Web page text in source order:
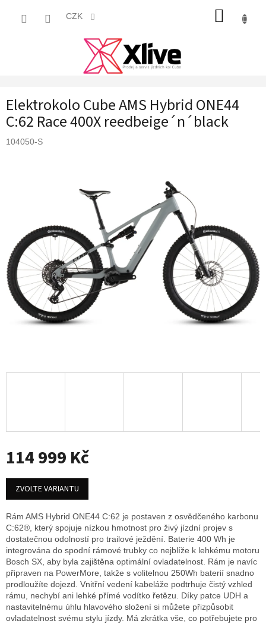
CZK
Elektrokolo Cube AMS Hybrid ONE44
C:62 Race 400X reedbeige´n´black
104050-S
114 999 Kč
Měrná
cena:
ZVOLTE VARIANTU
Rám AMS Hybrid ONE44 C:62 je postaven z osvědčeného karbonu
C:62®, který spojuje nízkou hmotnost pro živý jízdní projev s
dostatečnou odolností pro trailové ježdění. Baterie 400 Wh je
integrována do spodní rámové trubky co nejblíže k lehkému motoru
Bosch SX, aby byla zajištěna optimální ovladatelnost. Rám je navíc
připraven na PowerMore, takže s volitelnou 250Wh baterií snadno
prodloužíte dojezd. Vnitřní vedení kabeláže podtrhuje čistý vzhled
rámu, nechybí ani lehké přímé vodítko řetězu. Díky patce UDH a
nastavitelnému úhlu hlavového složení si můžete přizpůsobit
ovladatelnost svému stylu jízdy. Má zkrátka vše, co potřebujete pro